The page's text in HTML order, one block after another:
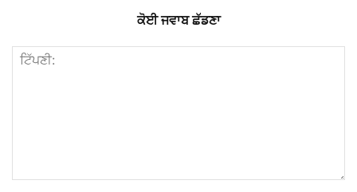
ਕੋਈ ਜਵਾਬ ਛੱਡਣਾ